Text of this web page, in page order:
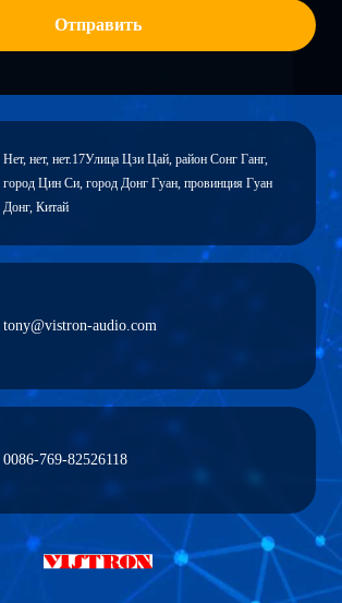
Отправить
Нет, нет, нет.17Улица Цзи Цай, район Сонг Ганг,
город Цин Си, город Донг Гуан, провинция Гуан
Донг, Китай
tony@vistron-audio.com
0086-769-82526118